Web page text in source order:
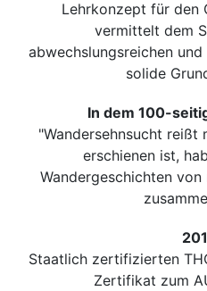
Lehrkonzept für den
vermittelt dem
abwechslungsreichen
solide
In dem 100-
"Wandersehnsucht reißt
erschienen ist,
Wandergeschichten
Staatlich zertifizierten
Zertifikat zum